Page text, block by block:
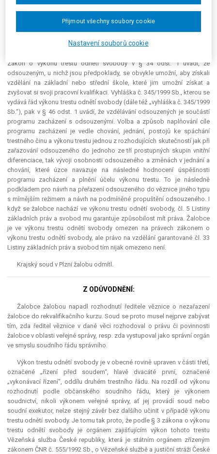
8. 9. 2006 požadoval kopii rozhodnutí žalovaného, avšak věznice ji
vedeného věznicí o žalobci a je uloženo na oddělení správním. Žalobce
má za to, že žalovaný napadeným rozhodnutím, které se rovná zákazu
studia a znemožnění zvýšit si svoji pracovní kvalifikaci, zasáhl do jeho
Zákon o výkonu trestu odnětí svobody v § 34 odst. 1 uvádí, že
odsouzeným, u nichž jsou předpoklady, se obvykle umožní, aby získali
vzdělání na základní nebo střední škole, které jim umožní získat a
zvyšovat si svoji pracovní kvalifikaci. Vyhláška č. 345/1999 Sb., kterou se
vydává řád výkonu trestu odnětí svobody (dále též „vyhláška č. 345/1999
Sb.“), pak v § 46 odst. 1 uvádí, že vzdělávání odsouzených je součástí
programu zacházení s odsouzenými. Volba a způsob naplňování cíle
programu zacházení je vedle chování, jednání, postojů ke spáchání
trestného činu a výkonu trestu jednou z rozhodujících skutečností jak při
zařazování odsouzeného do jednoho ze tří prostupných skupin vnitřní
diferenciace, tak vývoji osobnosti odsouzeného a změnách v jednání a
chování, které úzce navazuje na následné hodnocení úspěšnosti
programu zacházení a plnění účelu výkonu trestu. To je následně
podkladem pro návrh na přeřazení odsouzeného do věznice jiného typu
s mírnějším režimem a návrh na podmíněné propuštění odsouzeného. I
když se žalobce nachází ve výkonu trestu odnětí svobody, čl. 5 Listiny
základních práv a svobod mu garantuje způsobilost mít práva. Žalobce
je ve výkonu trestu odnětí svobody omezen na právech zákonem o
výkonu trestu odnětí svobody, ale právo na vzdělání garantované čl. 33
Listiny základních práv a svobod tím nijak omezeno není.
Krajský soud v Plzni žalobu odmítl.
Z ODŮVODNĚNÍ:
Žalobce žalobou napadl rozhodnutí ředitele věznice o nezařazení
žalobce do rekvalifikačního kurzu. Soud se proto musel nejprve zabývat
tím, zda ředitel věznice v dané věci rozhodoval o právu či povinnosti
žalobce v oblasti veřejné správy, resp. zda vystupoval jako správní orgán
ve smyslu soudního řádu správního.
Výkon trestu odnětí svobody je v obecné rovině upraven v části třetí,
označené „řízení před soudem“, hlavě dvacáté první, označené
„vykonávací řízení“, oddílu druhém trestního řádu. Na rozdíl od výkonu
rozhodnutí podle občanského soudního řádu, který je výkonem
soudnictví, nikoli výkonem veřejné správy, ať jej provádí soud nebo
soudní exekutor, nelze stejný závěr bez dalšího učinit v případě výkonu
trestu odnětí svobody. Je tomu tak proto, že podle § 3 zákona o výkonu
trestu odnětí svobody je orgánem zajišťujícím výkon tohoto trestu
Vězeňská služba České republiky, která je státním orgánem zřízeným
zákonem ČNR č. 555/1992 Sb., o Vězeňské službě a justiční stráži České
Nastavení souborů cookie
Přijmout všechny soubory cookie